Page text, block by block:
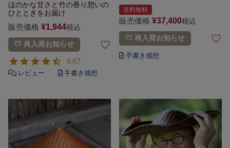
ほのかな甘さと竹の香り憩いの
ひとときをお届け
販売価格 ¥1,944税込
再入荷お知らせ
4.67
送料無料
販売価格 ¥37,400税込
再入荷お知らせ